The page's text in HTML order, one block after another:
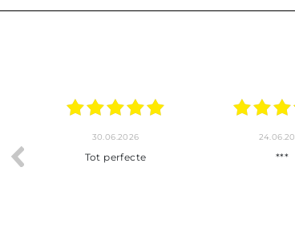
30.06.2026
Tot perfecte ***